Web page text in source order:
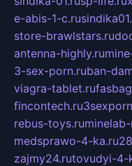
e-abis-1-c.ru
store-brawlstars.ru
antenna-highly.ru
3-sex-porn.ruban-
viagra-tablet.ru
fincontech.ru
rebus-toys.ru
medsprawo-4-ka.ru
zajmy24.rutovudyi-4-